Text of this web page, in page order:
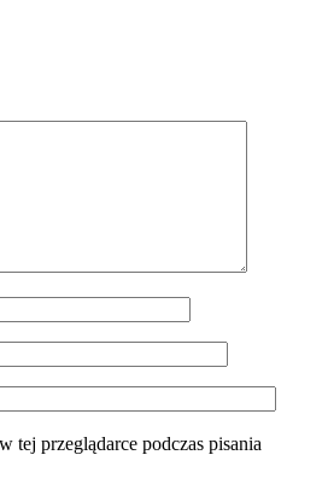
tej przeglądarce podczas pisania